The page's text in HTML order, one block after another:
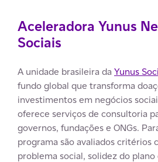
Aceleradora Yunus
Sociais
A unidade brasileira da Yunus
fundo global que transforma
investimentos em negócios
oferece serviços de consultoria
governos, fundações e ONGs.
programa são avaliados critérios
problema social, solidez do